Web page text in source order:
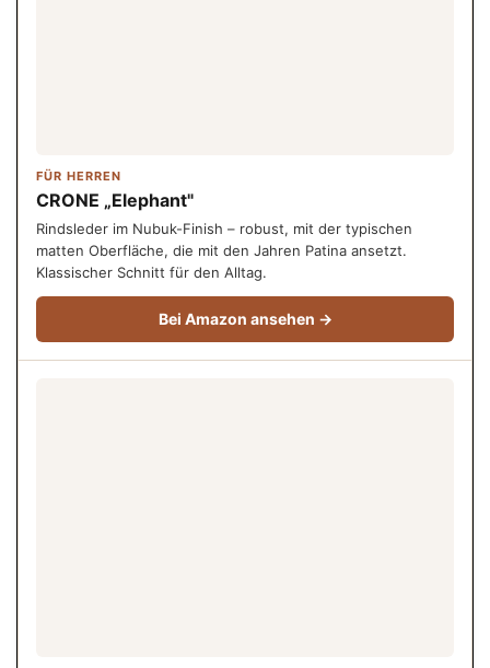
FÜR HERREN
CRONE „Elephant"
Rindsleder im Nubuk-Finish – robust, mit der typischen
matten Oberfläche, die mit den Jahren Patina ansetzt.
Klassischer Schnitt für den Alltag.
Bei Amazon ansehen →